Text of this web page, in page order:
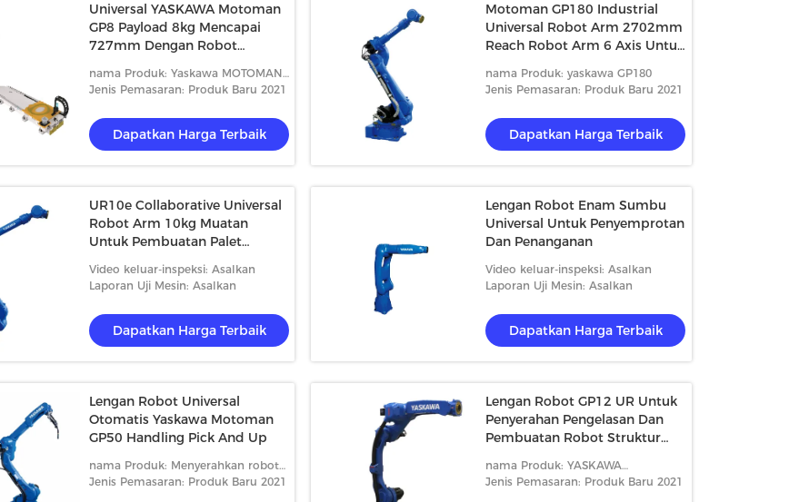
Universal YASKAWA Motoman
GP8 Payload 8kg Mencapai
727mm Dengan Robot
nama Produk: Yaskawa MOTOMAN
GP8 asli baru
Jenis Pemasaran: Produk Baru 2021
Dapatkan Harga Terbaik
Motoman GP180 Industrial
Universal Robot Arm 2702mm
Reach Robot Arm 6 Axis Untuk
Material
nama Produk: yaskawa GP180
Jenis Pemasaran: Produk Baru 2021
Dapatkan Harga Terbaik
UR10e Collaborative Universal
Robot Arm 10kg Muatan
Untuk Pembuatan Palet
Video keluar-inspeksi: Asalkan
Laporan Uji Mesin: Asalkan
Dapatkan Harga Terbaik
Lengan Robot Enam Sumbu
Universal Untuk Penyemprotan
Dan Penanganan
Video keluar-inspeksi: Asalkan
Laporan Uji Mesin: Asalkan
Dapatkan Harga Terbaik
Lengan Robot Universal
Otomatis Yaskawa Motoman
GP50 Handling Pick And Up
nama Produk: Menyerahkan robot
GP50
Jenis Pemasaran: Produk Baru 2021
Lengan Robot GP12 UR Untuk
Penyerahan Pengelasan Dan
Pembuatan Robot Struktur
Mudah
nama Produk: YASKAWA
MOTOMAN GP12
Jenis Pemasaran: Produk Baru 2021